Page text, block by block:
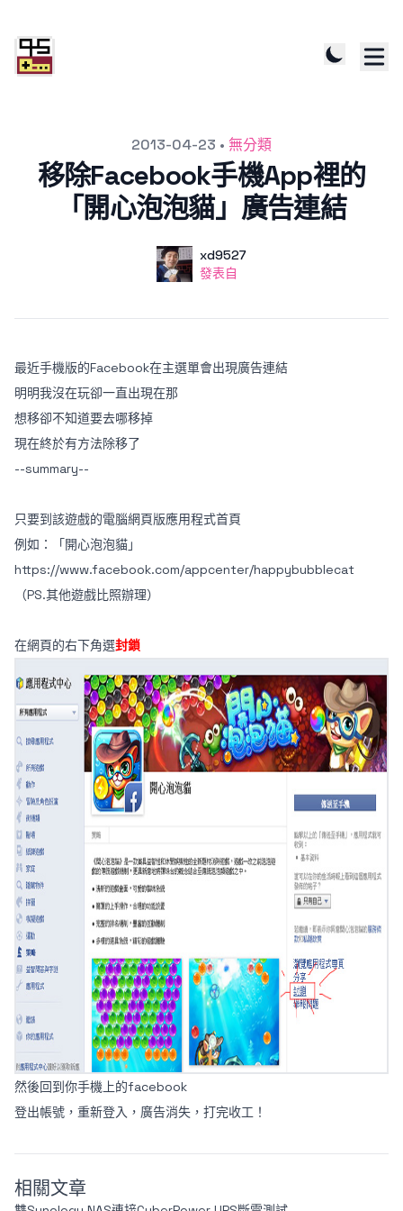
2013-04-23 • 無分類
移除Facebook手機App裡的
「開心泡泡貓」廣告連結
使用者
xd9527
發表自
發表自
最近手機版的Facebook在主選單會出現廣告連結
明明我沒在玩卻一直出現在那
想移卻不知道要去哪移掉
現在終於有方法除移了
--summary--
只要到該遊戲的電腦網頁版應用程式首頁
例如：「開心泡泡貓」
https://www.facebook.com/appcenter/happybubblecat
（PS.其他遊戲比照辦理）
在網頁的右下角選封鎖
然後回到你手機上的facebook
登出帳號，重新登入，廣告消失，打完收工！
相關文章